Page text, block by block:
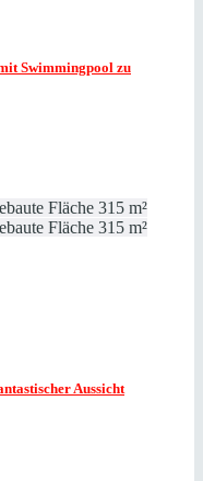
Swimmingpool zu
Fläche 315 m²
Fläche 315 m²
Aussicht